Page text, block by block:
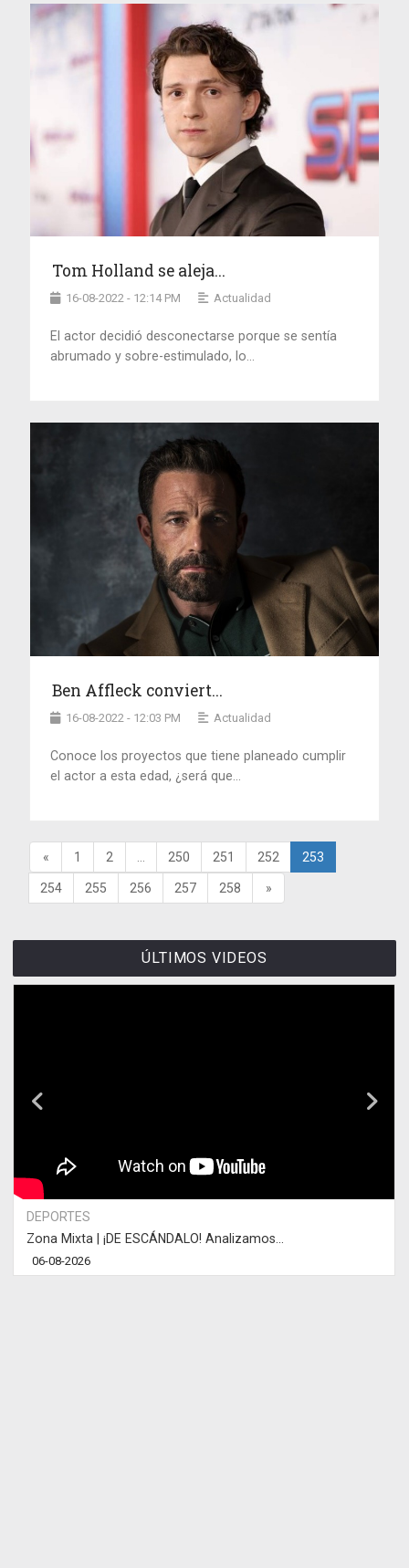
Tom Holland se aleja...
16-08-2022 - 12:14 PM Actualidad
El actor decidió desconectarse porque se sentía
abrumado y sobre-estimulado, lo...
Ben Affleck conviert...
16-08-2022 - 12:03 PM Actualidad
Conoce los proyectos que tiene planeado cumplir
el actor a esta edad, ¿será que...
« 1 2 250 251 252 253
254 255 256 257 258 »
ÚLTIMOS VIDEOS
DEPORTES
Zona Mixta | ¡DE ESCÁNDALO! Analizamos...
06-08-2026